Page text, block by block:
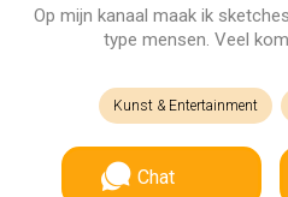
Op mijn kanaal maak ik
type mensen. Veel
Kunst & Entertainment
Chat